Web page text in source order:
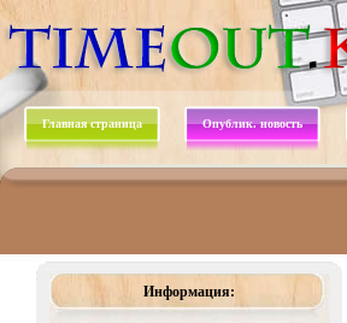
Главная страница Опублик. новость
Информация: